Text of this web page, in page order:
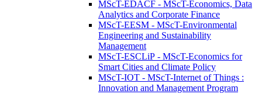
MScT-EDACF - MScT-Economics, Data
Analytics and Corporate Finance
MScT-EESM - MScT-Environmental
Engineering and Sustainability
Management
MScT-ESCLiP - MScT-Economics for
Smart Cities and Climate Policy
MScT-IOT - MScT-Internet of Things :
Innovation and Management Program